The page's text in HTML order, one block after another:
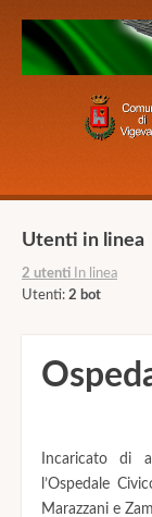
Caduti Vigevano
Utenti in linea
2 utenti In linea
Utenti: 2 bot
Incaricato di
l’Ospedale
Marazzani e